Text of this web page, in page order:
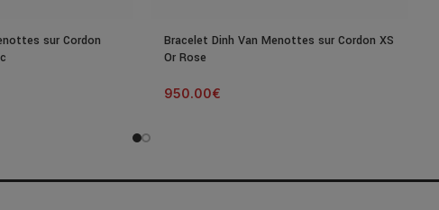
sur Cordon
Bracelet Dinh Van Menottes sur Cordon XS
Or Rose
950.00€